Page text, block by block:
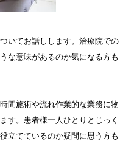
いてお話しします。治療院での
な意味があるのか気になる方も
間施術や流れ作業的な業務に物
す。患者様一人ひとりとじっく
立てているのか疑問に思う方も